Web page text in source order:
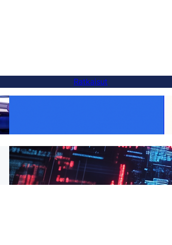
Ratkaisut
Vaivaton verkkosivuston käännös
asiakkaille